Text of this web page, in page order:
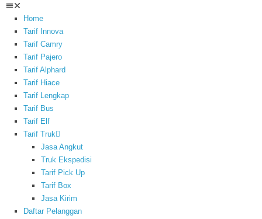
Home
Tarif Innova
Tarif Camry
Tarif Pajero
Tarif Alphard
Tarif Hiace
Tarif Lengkap
Tarif Bus
Tarif Elf
Tarif Truk
Jasa Angkut
Truk Ekspedisi
Tarif Pick Up
Tarif Box
Jasa Kirim
Daftar Pelanggan